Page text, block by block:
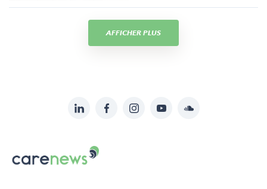
AFFICHER PLUS
sur:
LinkedInFacebookInstagramYouTubeSoundcloud
Le